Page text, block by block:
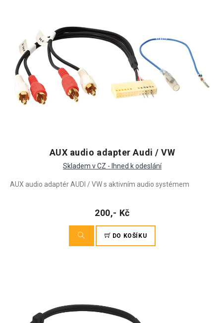
AUX audio adapter Audi / VW
Skladem v CZ - Ihned k odeslání
AUX audio adaptér AUDI / VW s aktivním audio systémem
200,- Kč
DO KOŠÍKU